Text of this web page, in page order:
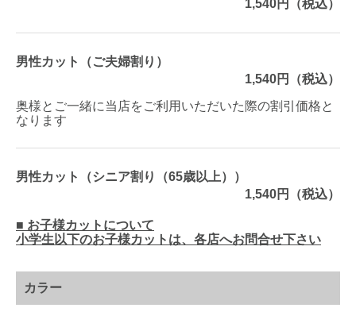
1,540円（税込）
男性カット（ご夫婦割り）
1,540円（税込）
奥様とご一緒に当店をご利用いただいた際の割引価格と
なります
男性カット（シニア割り（65歳以上））
1,540円（税込）
■ お子様カットについて
小学生以下のお子様カットは、各店へお問合せ下さい
カラー